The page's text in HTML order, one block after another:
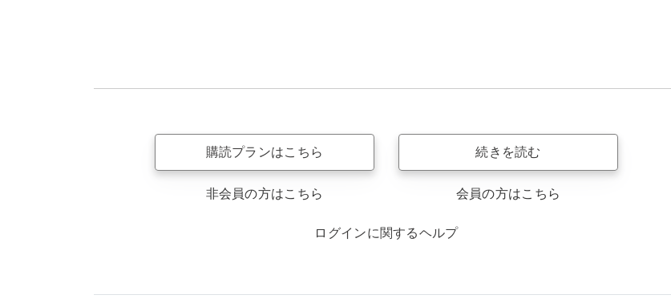
購読プランはこちら
非会員の方はこちら
続きを読む
会員の方はこちら
ログインに関するヘルプ